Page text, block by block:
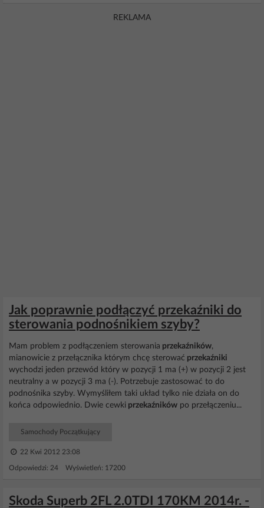
REKLAMA
Jak poprawnie podłączyć przekaźniki do
sterowania podnośnikiem szyby?
Mam problem z podłączeniem sterowania przekaźników,
mianowicie z przełącznika którym chcę sterować przekaźniki
wychodzi jeden przewód który w pozycji 1 ma (+) w pozycji 2 jest
neutralny a w pozycji 3 ma (-). Potrzebuje zastosować to do
podnośnika szyby. Wymyśliłem taki układ tylko nie działa on do
końca odpowiednio. Dwie cewki przekaźników po przełączeniu...
Samochody Początkujący
22 Kwi 2012 23:08
Odpowiedzi: 24 Wyświetleń: 17200
Skoda Superb 2FL 2.0TDI 170KM 2014r. -